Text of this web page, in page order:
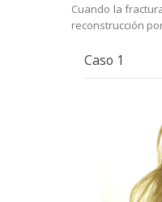
Cuando la
reconstrucción
Caso 1